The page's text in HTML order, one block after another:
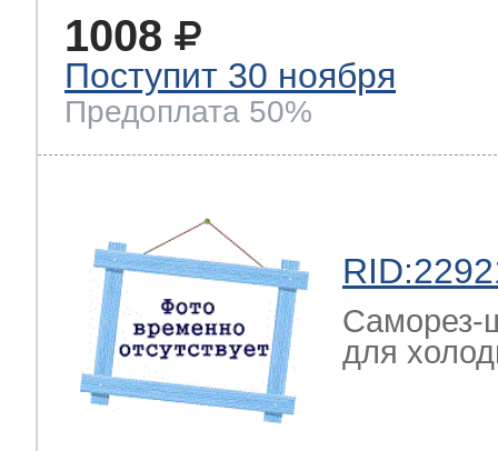
1008
Поступит 30 ноября
Предоплата 50%
Саморез-
для